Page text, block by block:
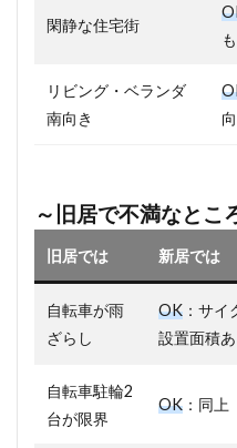
閑静な住宅街
リビング・ベランダ
南向き
～旧居で不満なと
旧居では 新居では
自転車が雨
ざらし
OK ：サイ
設置面積あ
自転車駐輪2
台が限界
OK ：同上